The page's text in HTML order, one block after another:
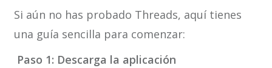
Si aún no has probado Threads, aquí tienes
una guía sencilla para comenzar:
Paso 1: Descarga la aplicación